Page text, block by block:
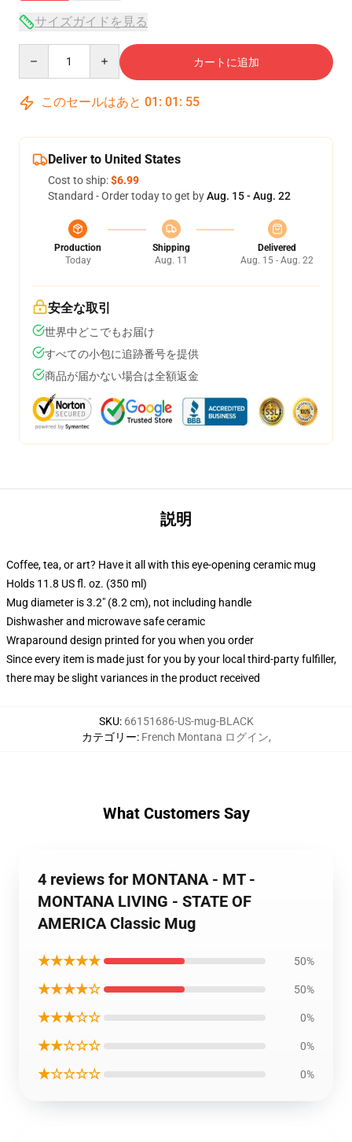
サイズガイドを見る
カートに追加
このセールはあと 01 : 01 : 54
Deliver to United States
Cost to ship:$6.99
Standard - Order today to get byAug. 15 - Aug. 22
Production
Today
Shipping
Aug. 11
Delivered
Aug. 15 - Aug. 22
安全な取引
世界中どこでもお届け
すべての小包に追跡番号を提供
商品が届かない場合は全額返金
説明
Coffee, tea, or art? Have it all with this eye-opening ceramic mug
Holds 11.8 US fl. oz. (350 ml)
Mug diameter is 3.2" (8.2 cm), not including handle
Dishwasher and microwave safe ceramic
Wraparound design printed for you when you order
Since every item is made just for you by your local third-party fulfiller,
there may be slight variances in the product received
SKU: 66151686-US-mug-BLACK
カテゴリー: French Montana ログイン,
What Customers Say
4 reviews for MONTANA - MT -
MONTANA LIVING - STATE OF
AMERICA Classic Mug
★★★★★ 50%
★★★★☆ 50%
★★★☆☆ 0%
★★☆☆☆ 0%
★☆☆☆☆ 0%